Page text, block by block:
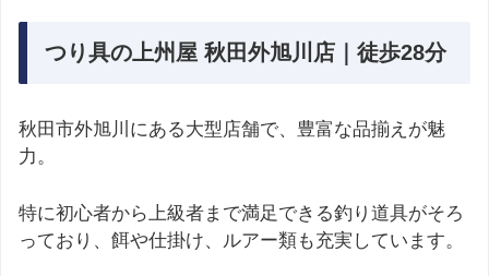
つり具の上州屋 秋田外旭川店｜徒歩28分
秋田市外旭川にある大型店舗で、豊富な品揃えが魅
力。
特に初心者から上級者まで満足できる釣り道具がそろ
っており、餌や仕掛け、ルアー類も充実しています。